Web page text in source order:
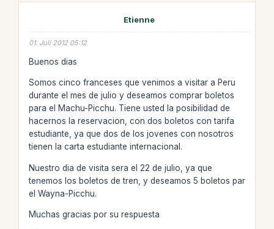
Etienne
01. Juli 2012 05:12
Buenos dias
Somos cinco franceses que venimos a visitar a Peru
durante el mes de julio y deseamos comprar boletos
para el Machu-Picchu. Tiene usted la posibilidad de
hacernos la reservacion, con dos boletos con tarifa
estudiante, ya que dos de los jovenes con nosotros
tienen la carta estudiante internacional.
Nuestro dia de visita sera el 22 de julio, ya que
tenemos los boletos de tren, y deseamos 5 boletos par
el Wayna-Picchu.
Muchas gracias por su respuesta